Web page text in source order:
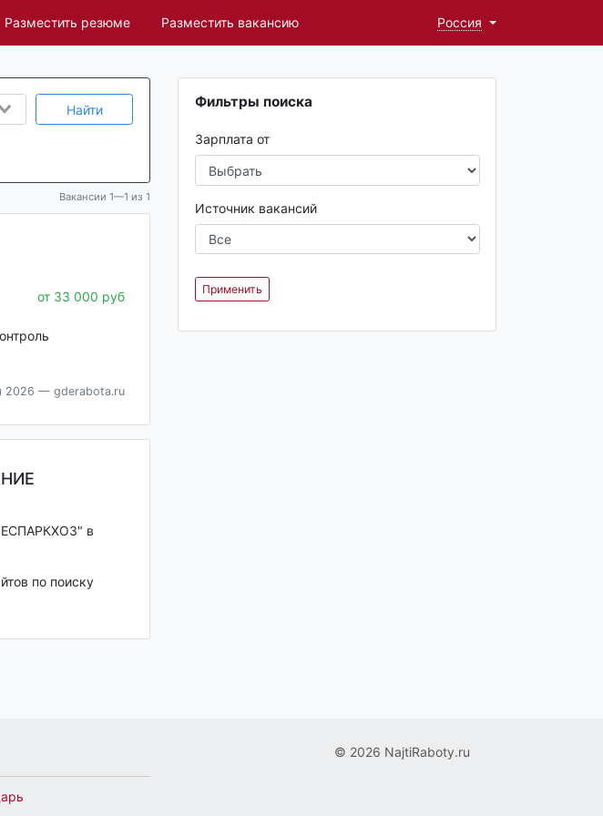
Разместить резюме Разместить вакансию Россия
Найти
Вакансии 1—1 из 1
от 33 000 руб
2026 — gderabota.ru
в
по поиску
Фильтры поиска
Зарплата от
Источник вакансий
Применить
© 2026 NajtiRaboty.ru